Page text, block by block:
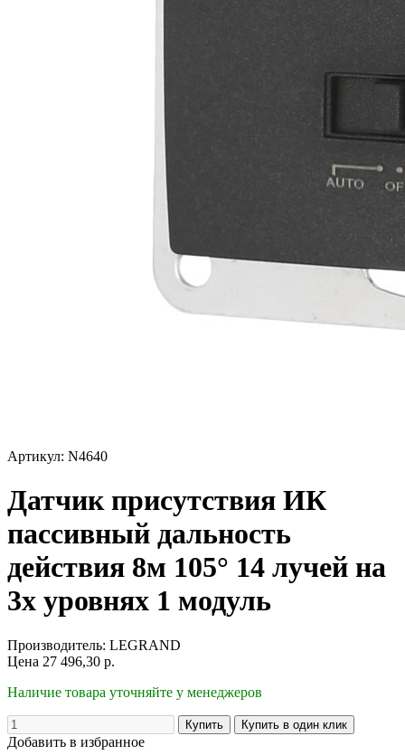
Артикул: N4640
Датчик присутствия ИК
пассивный дальность
действия 8м 105° 14 лучей на
3х уровнях 1 модуль
Производитель: LEGRAND
Цена 27 496,30 р.
Наличие товара уточняйте у менеджеров
Добавить в избранное